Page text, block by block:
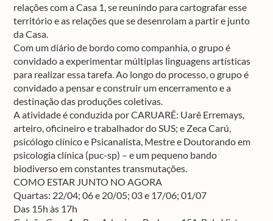
relações com a Casa 1, se reunindo para cartografar esse
território e as relações que se desenrolam a partir e junto
da Casa.
Com um diário de bordo como companhia, o grupo é
convidado a experimentar múltiplas linguagens artísticas
para realizar essa tarefa. Ao longo do processo, o grupo é
convidado a pensar e construir um encerramento e a
destinação das produções coletivas.
A atividade é conduzida por CARUARÊ: Uarê Erremays,
arteiro, oficineiro e trabalhador do SUS; e Zeca Carú,
psicólogo clínico e Psicanalista, Mestre e Doutorando em
psicologia clínica (puc-sp) – e um pequeno bando
biodiverso em constantes transmutações.
COMO ESTAR JUNTO NO AGORA
Quartas: 22/04; 06 e 20/05; 03 e 17/06; 01/07
Das 15h às 17h